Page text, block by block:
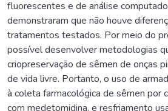
fluorescentes e de análise
demonstraram que não houve
tratamentos testados. Por meio do
possível desenvolver metodologias
criopreservação de sêmen de onças
de vida livre. Portanto, o uso de
à coleta farmacológica de sêmen por
com medetomidina, e resfriamento